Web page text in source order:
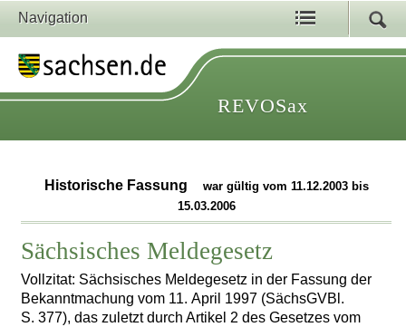
Navigation
REVOSax
Historische Fassung
war gültig vom 11.12.2003 bis
15.03.2006
Sächsisches Meldegesetz
Vollzitat: Sächsisches Meldegesetz in der Fassung der
Bekanntmachung vom 11. April 1997 (SächsGVBl.
S. 377), das zuletzt durch Artikel 2 des Gesetzes vom